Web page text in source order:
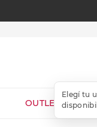
OUTLET WEB